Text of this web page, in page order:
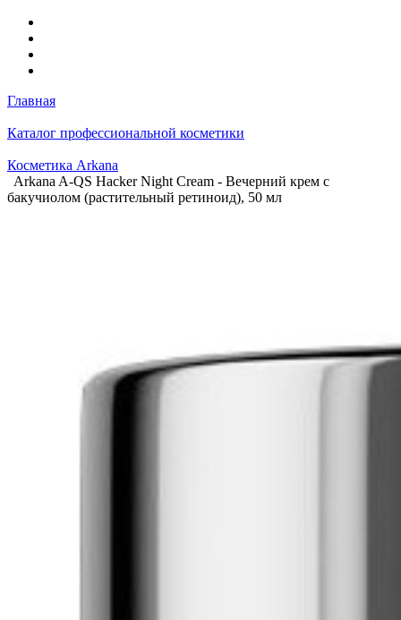
Главная
Каталог профессиональной косметики
Косметика Arkana
Arkana A-QS Hacker Night Cream - Вечерний крем с
бакучиолом (растительный ретиноид), 50 мл